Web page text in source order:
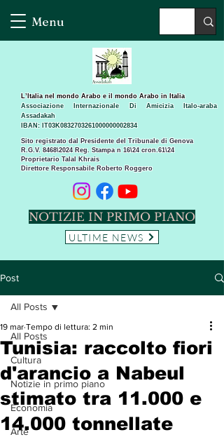
Menu
Sito registrato dal Presidente del Tribunale di Genova
R.G.V. 8468\2024 Reg. Stampa n 16\24 cron.61\24 ​
Proprietario Talal Khrais
Direttore Responsabile Roberto Roggero
L’Italia nel mondo Arabo e il mondo Arabo in Italia
Associazione Internazionale Di Amicizia Italo-araba
Assadakah
IBAN: IT03K0832703261000000002834
NOTIZIE IN PRIMO PIANO
ULTIME NEWS
Post
All Posts
Cultura
Notizie in primo piano
Economia
Arte
All Posts
Tunisia: raccolto fiori
d'arancio a Nabeul
stimato tra 11.000 e
14.000 tonnellate
19 mar Tempo di lettura: 2 min